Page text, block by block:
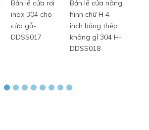
Bản lề cửa rơi
inox 304 cho
cửa gỗ-
DDSS017
Bản lề cửa nâng
hình chữ H 4
inch bằng thép
không gỉ 304 H-
DDSS018